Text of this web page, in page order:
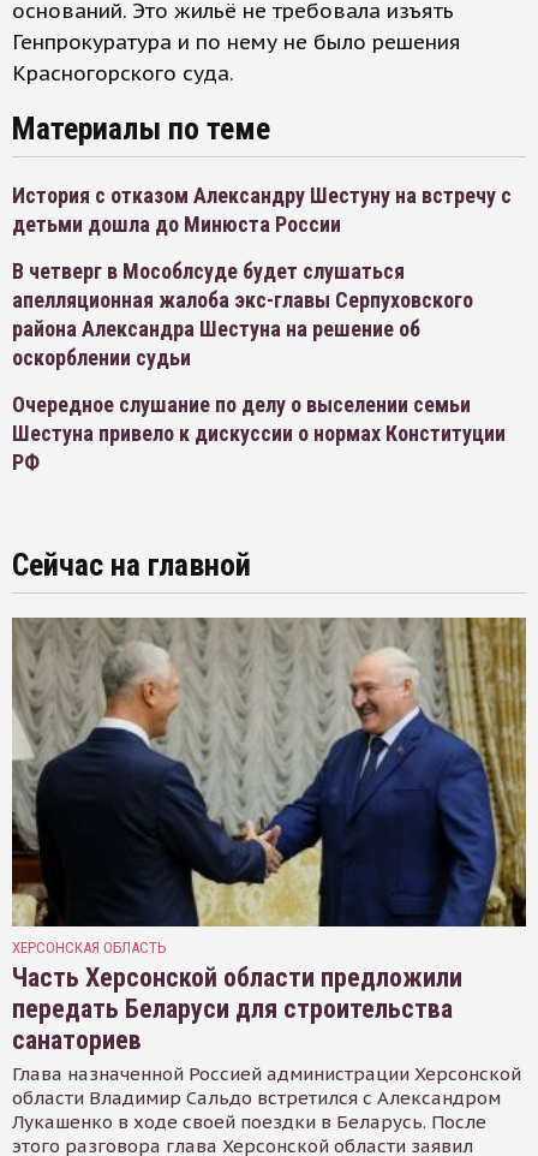
оснований. Это жильё не требовала изъять
Генпрокуратура и по нему не было решения
Красногорского суда.
Материалы по теме
История с отказом Александру Шестуну на встречу с
детьми дошла до Минюста России
В четверг в Мособлсуде будет слушаться
апелляционная жалоба экс-главы Серпуховского
района Александра Шестуна на решение об
оскорблении судьи
Очередное слушание по делу о выселении семьи
Шестуна привело к дискуссии о нормах Конституции
РФ
Сейчас на главной
ХЕРСОНСКАЯ ОБЛАСТЬ
Часть Херсонской области предложили
передать Беларуси для строительства
санаториев
Глава назначенной Россией администрации Херсонской
области Владимир Сальдо встретился с Александром
Лукашенко в ходе своей поездки в Беларусь. После
этого разговора глава Херсонской области заявил